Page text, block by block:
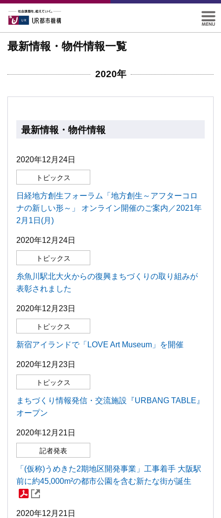
最新情報・物件情報一覧
2020年
最新情報・物件情報
2020年12月24日
トピックス
日経地方創生フォーラム「地方創生～アフターコロ
ナの新しい形～」 オンライン開催のご案内／2021年
2月1日(月)
2020年12月24日
トピックス
糸魚川駅北大火からの復興まちづくりの取り組みが
表彰されました
2020年12月23日
トピックス
新宿アイランドで「LOVE Art Museum」を開催
2020年12月23日
トピックス
まちづくり情報発信・交流施設『URBANG TABLE』
オープン
2020年12月21日
記者発表
「(仮称)うめきた2期地区開発事業」工事着手 大阪駅
前に約45,000m²の都市公園を含む新たな街が誕生
2020年12月21日